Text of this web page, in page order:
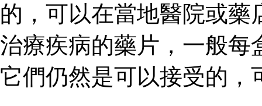
的，可以在當地醫院或
治療疾病的藥片，一般每
它們仍然是可以接受的，